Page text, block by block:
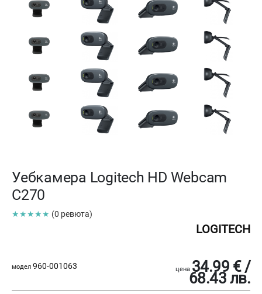
Уебкамера Logitech HD Webcam
C270
★★★★★ (0 ревюта)
LOGITECH
модел 960-001063 цена 34.99 € /
68.43 лв.